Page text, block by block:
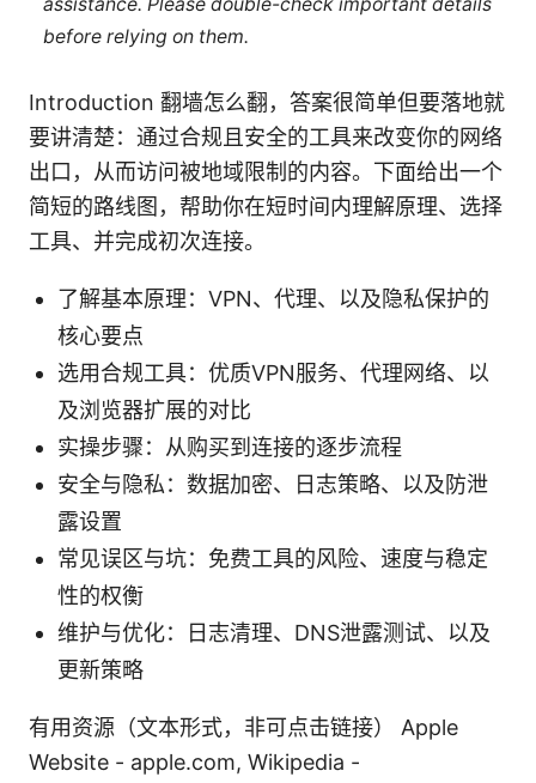
before relying on them.
Introduction 翻墙怎么翻，答案很简单但要落地就
要讲清楚：通过合规且安全的工具来改变你的网络
出口，从而访问被地域限制的内容。下面给出一个
简短的路线图，帮助你在短时间内理解原理、选择
工具、并完成初次连接。
了解基本原理：VPN、代理、以及隐私保护的
核心要点
选用合规工具：优质VPN服务、代理网络、以
及浏览器扩展的对比
实操步骤：从购买到连接的逐步流程
安全与隐私：数据加密、日志策略、以及防泄
露设置
常见误区与坑：免费工具的风险、速度与稳定
性的权衡
维护与优化：日志清理、DNS泄露测试、以及
更新策略
有用资源（文本形式，非可点击链接） Apple
Website - apple.com, Wikipedia -